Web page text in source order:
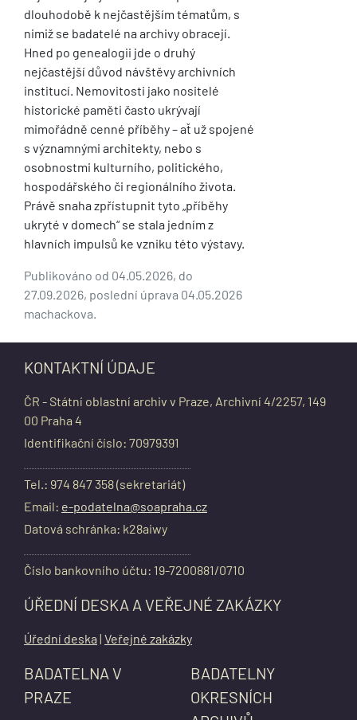
dlouhodobě k nejčastějším tématům, s
nimiž se badatelé na archivy obracejí.
Hned po genealogii jde o druhý
nejčastější důvod návštěvy archivních
institucí. Nemovitosti jako nositelé
historické paměti často ukrývají
mimořádně cenné příběhy – ať už spojené
s významnými architekty, nebo s
osobnostmi kulturního, politického,
hospodářského či regionálního života.
Právě snaha zpřístupnit tyto „příběhy
ukryté v domech“ se stala jedním z
hlavních impulsů ke vzniku této výstavy.
Publikováno od 04.05.2026, do
27.09.2026, poslední úprava 04.05.2026
machackova.
KONTAKTNÍ ÚDAJE
ČR - Státní oblastní archiv v Praze, Archivní 4/2257, 149
00 Praha 4
Identifikační číslo: 70979391
Tel.: 974 847 358 (sekretariát)
Email: e-podatelna@soapraha.cz
Datová schránka: k28aiwy
Číslo bankovního účtu: 19-7200881/0710
ÚŘEDNÍ DESKA A VEŘEJNÉ ZAKÁZKY
Úřední deska | Veřejné zakázky
BADATELNA V
PRAZE
BADATELNY
OKRESNÍCH